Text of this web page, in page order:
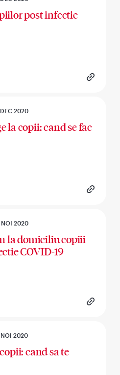
post infectie
2020
la copii: cand se fac
NOI 2020
la domiciliu copiii
COVID-19
NOI 2020
cand sa te